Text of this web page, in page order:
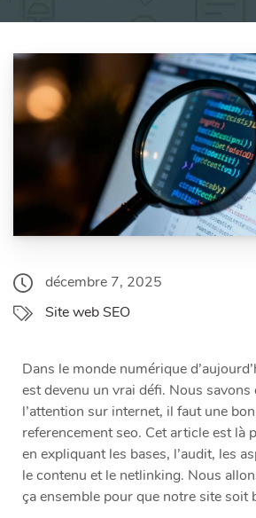
décembre 7, 2025
Site web SEO
Dans le monde numérique
est devenu un vrai défi. Nous
l’attention sur internet, il faut une
referencement seo. Cet article est là
en expliquant les bases, l’audit, les
le contenu et le netlinking. Nous
ça ensemble pour que notre site soit